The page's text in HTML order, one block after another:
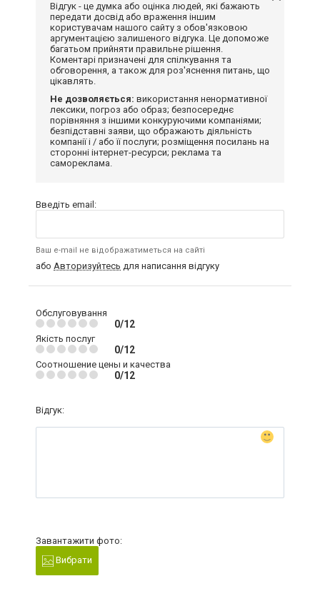
Відгук - це думка або оцінка людей, які бажають
передати досвід або враження іншим
користувачам нашого сайту з обов'язковою
аргументацією залишеного відгука. Це допоможе
багатьом прийняти правильне рішення.
Коментарі призначені для спілкування та
обговорення, а також для роз'яснення питань, що
цікавлять.
Не дозволяється: використання ненормативної
лексики, погроз або образ; безпосереднє
порівняння з іншими конкуруючими компаніями;
безпідставні заяви, що ображають діяльність
компанії і / або її послуги; розміщення посилань на
сторонні інтернет-ресурси; реклама та
самореклама.
Введіть email:
Ваш e-mail не відображатиметься на сайті
або Авторизуйтесь для написання відгуку
Обслуговування
0/12
Якість послуг
0/12
Соотношение цены и качества
0/12
Відгук:
Завантажити фото:
Вибрати